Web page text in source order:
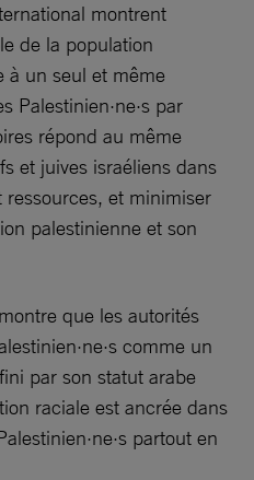
montrent
de la population
à un seul et même
Palestinien·ne·s par
répond au même
et juives israéliens dans
et minimiser
palestinienne et son
que les autorités
comme un
par son statut arabe
raciale est ancrée dans
partout en